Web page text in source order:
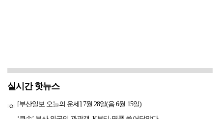
실시간 핫뉴스
[부산일보 오늘의 운세] 7월 28일(음 6월 15일)